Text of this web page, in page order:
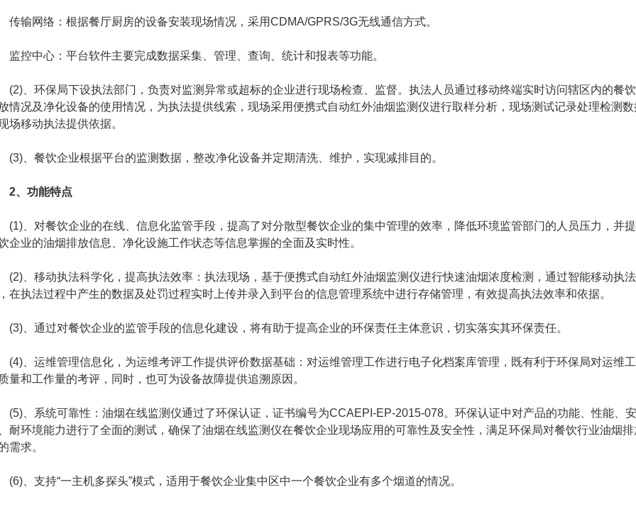
网络：根据餐厅厨房的设备安装现场情况，采用CDMA/GPRS/3G无线通信方式。
中心：平台软件主要完成数据采集、管理、查询、统计和报表等功能。
环保局下设执法部门，负责对监测异常或超标的企业进行现场检查、监督。执法人员通过移动终端实时访问辖区内的餐
情况及净化设备的使用情况，为执法提供线索，现场采用便携式自动红外油烟监测仪进行取样分析，现场测试记录处理检测
场移动执法提供依据。
餐饮企业根据平台的监测数据，整改净化设备并定期清洗、维护，实现减排目的。
2、 功能特点
对餐饮企业的在线、信息化监管手段，提高了对分散型餐饮企业的集中管理的效率，降低环境监管部门的人员压力，并
企业的油烟排放信息、净化设施工作状态等信息掌握的全面及实时性。
移动执法科学化，提高执法效率：执法现场，基于便携式自动红外油烟监测仪进行快速油烟浓度检测，通过智能移动执
在执法过程中产生的数据及处罚过程实时上传并录入到平台的信息管理系统中进行存储管理，有效提高执法效率和依据。
通过对餐饮企业的监管手段的信息化建设，将有助于提高企业的环保责任主体意识，切实落实其环保责任。
运维管理信息化，为运维考评工作提供评价数据基础：对运维管理工作进行电子化档案库管理，既有利于环保局对运维
量和工作量的考评，同时，也可为设备故障提供追溯原因。
系统可靠性：油烟在线监测仪通过了环保认证，证书编号为CCAEPI-EP-2015-078。环保认证中对产品的功能、性能、
耐环境能力进行了全面的测试，确保了油烟在线监测仪在餐饮企业现场应用的可靠性及安全性，满足环保局对餐饮行业油烟
需求。
支持“一主机多探头”模式，适用于餐饮企业集中区中一个餐饮企业有多个烟道的情况。